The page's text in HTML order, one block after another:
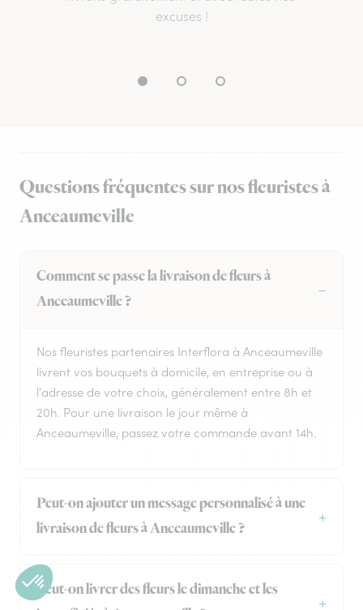
excuses !
Questions fréquentes sur nos fleuristes à
Anceaumeville
Comment se passe la livraison de fleurs à
Anceaumeville ?
Nos fleuristes partenaires Interflora à Anceaumeville
livrent vos bouquets à domicile, en entreprise ou à
l'adresse de votre choix, généralement entre 8h et
20h. Pour une livraison le jour même à
Anceaumeville, passez votre commande avant 14h.
Peut-on ajouter un message personnalisé à une
livraison de fleurs à Anceaumeville ?
Peut-on livrer des fleurs le dimanche et les